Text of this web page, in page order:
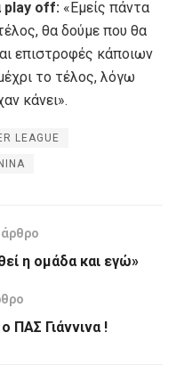
play off: «Εμείς πάντα
θα δούμε που θα
επιστροφές κάποιων
το τέλος, λόγω
κάνει».
LEAGUE
η ομάδα και εγώ»
ΠΑΣ Γιάννινα !